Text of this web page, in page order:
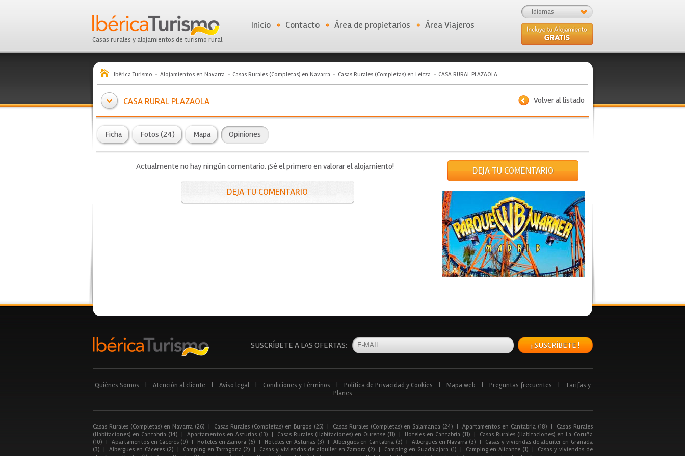
Casas rurales y alojamientos de turismo rural
Idiomas
Inicio Contacto Área de propietarios Área Viajeros
Ibérica Turismo Alojamientos en Navarra Casas Rurales (Completas) en Navarra Casas Rurales (Completas) en Leitza CASA RURAL PLAZAOLA
Volver al listado
CASA RURAL PLAZAOLA
Ficha Fotos (24) Mapa Opiniones
Actualmente no hay ningún comentario. ¡Sé el primero en valorar el alojamiento!
DEJA TU COMENTARIO
DEJA TU COMENTARIO
SUSCRÍBETE A LAS OFERTAS: ¡ SUSCRÍBETE !
Quiénes Somos Atención al cliente Aviso legal Condiciones y Términos Política de Privacidad y Cookies Mapa web Preguntas frecuentes
Tarifas y
Planes
Casas Rurales (Completas) en Navarra (26) | Casas Rurales (Completas) en Burgos (25) | Casas Rurales (Completas) en Salamanca (24) | Apartamentos en Cantabria (18) |
Casas Rurales
(Habitaciones) en Cantabria (14)
| Apartamentos en Asturias (13) | Casas Rurales (Habitaciones) en Ourense (11) | Hoteles en Cantabria (11) |
Casas Rurales (Habitaciones) en La Coruña
(10)
| Apartamentos en Cáceres (9) | Hoteles en Zamora (6) | Hoteles en Asturias (3) | Albergues en Cantabria (3) | Albergues en Navarra (3) |
Casas y viviendas de alquiler en Granada
(3)
| Albergues en Cáceres (2) | Camping en Tarragona (2) | Casas y viviendas de alquiler en Zamora (2) | Camping en Guadalajara (1) | Camping en Alicante (1) |
Casas y viviendas de